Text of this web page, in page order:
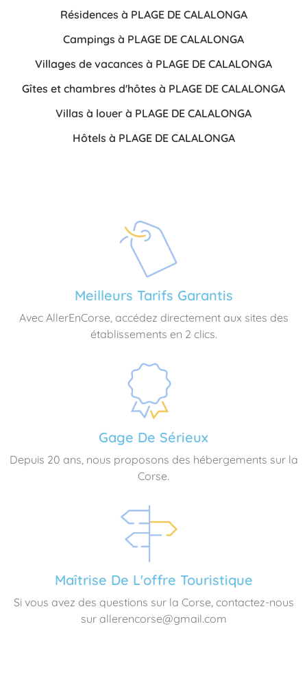
Résidences à PLAGE DE CALALONGA
Campings à PLAGE DE CALALONGA
Villages de vacances à PLAGE DE CALALONGA
Gîtes et chambres d'hôtes à PLAGE DE CALALONGA
Villas à louer à PLAGE DE CALALONGA
Hôtels à PLAGE DE CALALONGA
Meilleurs Tarifs Garantis
Avec AllerEnCorse, accédez directement aux sites des
établissements en 2 clics.
Gage De Sérieux
Depuis 20 ans, nous proposons des hébergements sur la
Corse.
Maîtrise De L'offre Touristique
Si vous avez des questions sur la Corse, contactez-nous
sur allerencorse@gmail.com